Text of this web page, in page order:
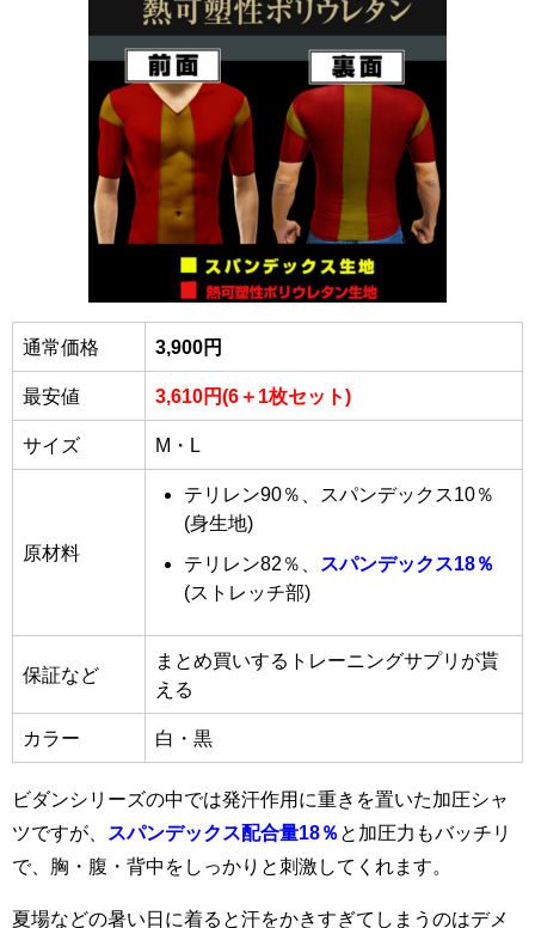
通常価格 3,900円
最安値 3,610円(6＋1枚セット)
サイズ M・L
原材料
テリレン90％、スパンデックス10％
(身生地)
テリレン82％、
スパンデックス18％
(ストレッチ部)
保証など
まとめ買いするトレーニングサプリが貰
える
カラー 白・黒
ビダンシリーズの中では発汗作用に重きを置いた加圧シャ
ツですが、
スパンデックス配合量18％ と加圧力もバッチリ
で、胸・腹・背中をしっかりと刺激してくれます。
夏場などの暑い日に着ると汗をかきすぎてしまうのはデメ